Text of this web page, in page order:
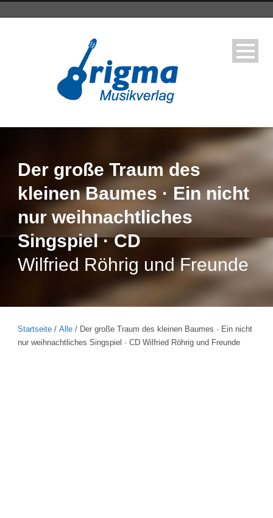
Der große Traum des
kleinen Baumes · Ein nicht
nur weihnachtliches
Singspiel · CD
Wilfried Röhrig und Freunde
Startseite / Alle / Der große Traum des kleinen Baumes · Ein nicht
nur weihnachtliches Singspiel · CD Wilfried Röhrig und Freunde